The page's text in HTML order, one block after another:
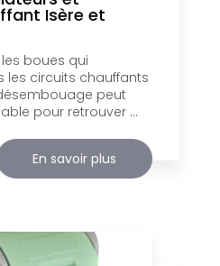
Isère et
boues qui
les circuits chauffants
peut
pour retrouver ...
En savoir plus